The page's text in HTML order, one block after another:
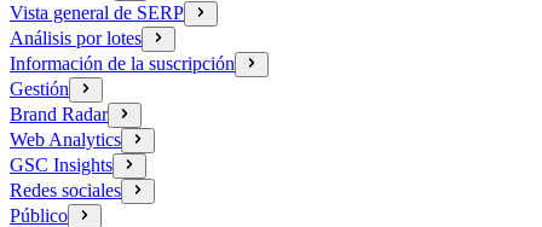
Vista general de SERP
Análisis por lotes
Información de la suscripción
Gestión
Brand Radar
Web Analytics
GSC Insights
Redes sociales
Público